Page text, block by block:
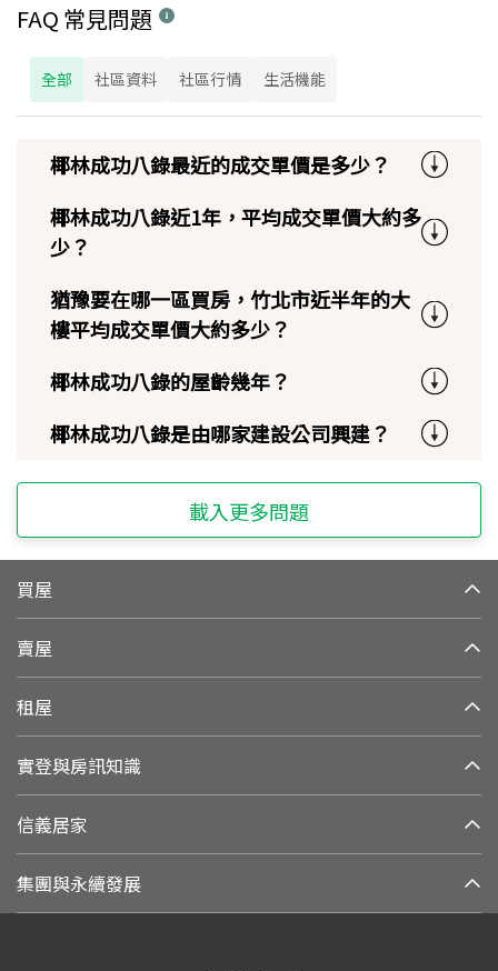
FAQ 常見問題
全部 社區資料 社區行情 生活機能
椰林成功八錄最近的成交單價是多少？
椰林成功八錄近1年，平均成交單價大約多
少？
猶豫要在哪一區買房，竹北市近半年的大
樓平均成交單價大約多少？
椰林成功八錄的屋齡幾年？
椰林成功八錄是由哪家建設公司興建？
載入更多問題
買屋
賣屋
租屋
實登與房訊知識
信義居家
集團與永續發展